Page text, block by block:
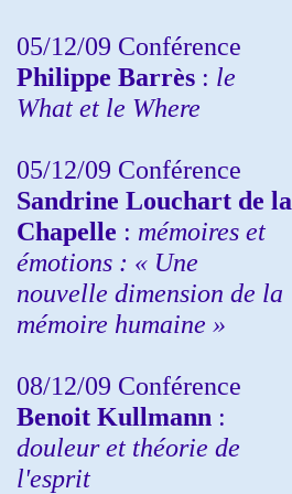
05/12/09 Conférence
Philippe Barrès : le
What et le Where
05/12/09 Conférence
Sandrine Louchart de la
Chapelle : mémoires et
émotions : « Une
nouvelle dimension de la
mémoire humaine »
08/12/09 Conférence
Benoit Kullmann :
douleur et théorie de
l'esprit